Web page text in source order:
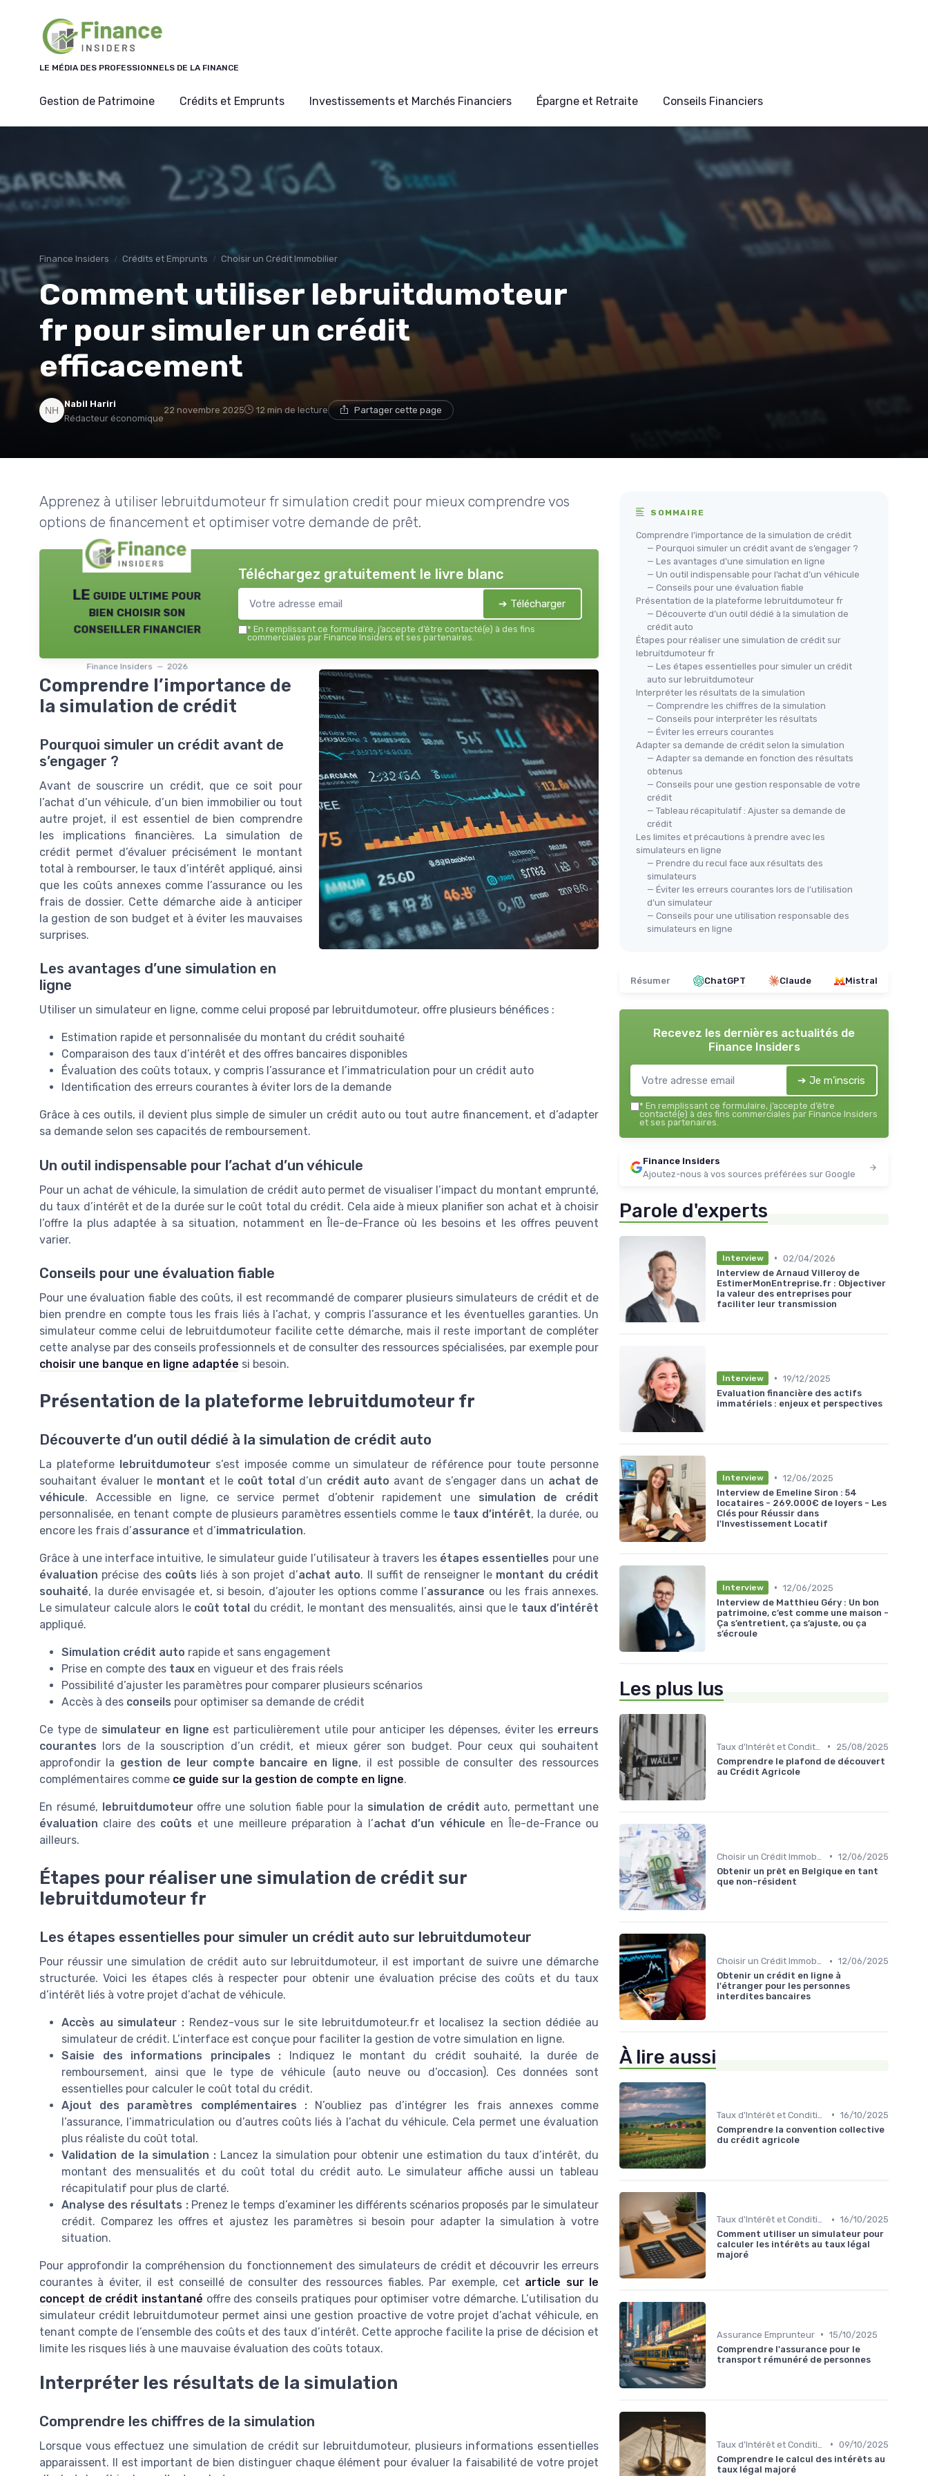
LE MÉDIA DES PROFESSIONNELS DE LA FINANCE
Gestion de Patrimoine Crédits et Emprunts Investissements et Marchés Financiers Épargne et Retraite Conseils Financiers
Finance Insiders Crédits et Emprunts Choisir un Crédit Immobilier
Comment utiliser lebruitdumoteur
fr pour simuler un crédit
efficacement
Nabil Hariri
Rédacteur économique
22 novembre 2025 12 min de lecture Partager cette page
Apprenez à utiliser lebruitdumoteur fr simulation credit pour mieux comprendre vos
options de financement et optimiser votre demande de prêt.
LE guide ultime pour
bien choisir son
conseiller financier
Finance Insiders — 2026
Téléchargez gratuitement le livre blanc
➔ Télécharger
* En remplissant ce formulaire, j’accepte d’être contacté(e) à des fins
commerciales par Finance Insiders et ses partenaires.
Comprendre l’importance de
la simulation de crédit
Pourquoi simuler un crédit avant de
s’engager ?
Avant de souscrire un crédit, que ce soit pour
l’achat d’un véhicule, d’un bien immobilier ou tout
autre projet, il est essentiel de bien comprendre
les implications financières. La simulation de
crédit permet d’évaluer précisément le montant
total à rembourser, le taux d’intérêt appliqué, ainsi
que les coûts annexes comme l’assurance ou les
frais de dossier. Cette démarche aide à anticiper
la gestion de son budget et à éviter les mauvaises
surprises.
Les avantages d’une simulation en
ligne
Utiliser un simulateur en ligne, comme celui proposé par lebruitdumoteur, offre plusieurs bénéfices :
Estimation rapide et personnalisée du montant du crédit souhaité
Comparaison des taux d’intérêt et des offres bancaires disponibles
Évaluation des coûts totaux, y compris l’assurance et l’immatriculation pour un crédit auto
Identification des erreurs courantes à éviter lors de la demande
Grâce à ces outils, il devient plus simple de simuler un crédit auto ou tout autre financement, et d’adapter
sa demande selon ses capacités de remboursement.
Un outil indispensable pour l’achat d’un véhicule
Pour un achat de véhicule, la simulation de crédit auto permet de visualiser l’impact du montant emprunté,
du taux d’intérêt et de la durée sur le coût total du crédit. Cela aide à mieux planifier son achat et à choisir
l’offre la plus adaptée à sa situation, notamment en Île-de-France où les besoins et les offres peuvent
varier.
Conseils pour une évaluation fiable
Pour une évaluation fiable des coûts, il est recommandé de comparer plusieurs simulateurs de crédit et de
bien prendre en compte tous les frais liés à l’achat, y compris l’assurance et les éventuelles garanties. Un
simulateur comme celui de lebruitdumoteur facilite cette démarche, mais il reste important de compléter
cette analyse par des conseils professionnels et de consulter des ressources spécialisées, par exemple pour
choisir une banque en ligne adaptée si besoin.
Présentation de la plateforme lebruitdumoteur fr
Découverte d’un outil dédié à la simulation de crédit auto
La plateforme lebruitdumoteurs’est imposée comme un simulateur de référence pour toute personne
souhaitant évaluer le montant et le coût total d’un crédit auto avant de s’engager dans un achat de
véhicule. Accessible en ligne, ce service permet d’obtenir rapidement une simulation de crédit
personnalisée, en tenant compte de plusieurs paramètres essentiels comme le taux d’intérêt, la durée, ou
encore les frais d’assurance et d’immatriculation.
Grâce à une interface intuitive, le simulateur guide l’utilisateur à travers les étapes essentielles pour une
évaluation précise des coûts liés à son projet d’achat auto. Il suffit de renseigner le montant du crédit
souhaité, la durée envisagée et, si besoin, d’ajouter les options comme l’assurance ou les frais annexes.
Le simulateur calcule alors le coût total du crédit, le montant des mensualités, ainsi que le taux d’intérêt
appliqué.
Simulation crédit auto rapide et sans engagement
Prise en compte des taux en vigueur et des frais réels
Possibilité d’ajuster les paramètres pour comparer plusieurs scénarios
Accès à des conseils pour optimiser sa demande de crédit
Ce type de simulateur en ligne est particulièrement utile pour anticiper les dépenses, éviter les erreurs
courantes lors de la souscription d’un crédit, et mieux gérer son budget. Pour ceux qui souhaitent
approfondir la gestion de leur compte bancaire en ligne, il est possible de consulter des ressources
complémentaires comme ce guide sur la gestion de compte en ligne.
En résumé, lebruitdumoteuroffre une solution fiable pour la simulation de crédit auto, permettant une
évaluation claire des coûts et une meilleure préparation à l’achat d’un véhicule en Île-de-France ou
ailleurs.
Étapes pour réaliser une simulation de crédit sur
lebruitdumoteur fr
Les étapes essentielles pour simuler un crédit auto sur lebruitdumoteur
Pour réussir une simulation de crédit auto sur lebruitdumoteur, il est important de suivre une démarche
structurée. Voici les étapes clés à respecter pour obtenir une évaluation précise des coûts et du taux
d’intérêt liés à votre projet d’achat de véhicule.
Accès au simulateur :Rendez-vous sur le site lebruitdumoteur.fr et localisez la section dédiée au
simulateur de crédit. L’interface est conçue pour faciliter la gestion de votre simulation en ligne.
Saisie des informations principales : Indiquez le montant du crédit souhaité, la durée de
remboursement, ainsi que le type de véhicule (auto neuve ou d’occasion). Ces données sont
essentielles pour calculer le coût total du crédit.
Ajout des paramètres complémentaires :N’oubliez pas d’intégrer les frais annexes comme
l’assurance, l’immatriculation ou d’autres coûts liés à l’achat du véhicule. Cela permet une évaluation
plus réaliste du coût total.
Validation de la simulation : Lancez la simulation pour obtenir une estimation du taux d’intérêt, du
montant des mensualités et du coût total du crédit auto. Le simulateur affiche aussi un tableau
récapitulatif pour plus de clarté.
Analyse des résultats :Prenez le temps d’examiner les différents scénarios proposés par le simulateur
crédit. Comparez les offres et ajustez les paramètres si besoin pour adapter la simulation à votre
situation.
Pour approfondir la compréhension du fonctionnement des simulateurs de crédit et découvrir les erreurs
courantes à éviter, il est conseillé de consulter des ressources fiables. Par exemple, cet article sur le
concept de crédit instantané offre des conseils pratiques pour optimiser votre démarche. L’utilisation du
simulateur crédit lebruitdumoteur permet ainsi une gestion proactive de votre projet d’achat véhicule, en
tenant compte de l’ensemble des coûts et des taux d’intérêt. Cette approche facilite la prise de décision et
limite les risques liés à une mauvaise évaluation des coûts totaux.
Interpréter les résultats de la simulation
Comprendre les chiffres de la simulation
Lorsque vous effectuez une simulation de crédit sur lebruitdumoteur, plusieurs informations essentielles
apparaissent. Il est important de bien distinguer chaque élément pour évaluer la faisabilité de votre projet
SOMMAIRE
Comprendre l’importance de la simulation de crédit
— Pourquoi simuler un crédit avant de s’engager ?
— Les avantages d’une simulation en ligne
— Un outil indispensable pour l’achat d’un véhicule
— Conseils pour une évaluation fiable
Présentation de la plateforme lebruitdumoteur fr
— Découverte d’un outil dédié à la simulation de
crédit auto
Étapes pour réaliser une simulation de crédit sur
lebruitdumoteur fr
— Les étapes essentielles pour simuler un crédit
auto sur lebruitdumoteur
Interpréter les résultats de la simulation
— Comprendre les chiffres de la simulation
— Conseils pour interpréter les résultats
— Éviter les erreurs courantes
Adapter sa demande de crédit selon la simulation
— Adapter sa demande en fonction des résultats
obtenus
— Conseils pour une gestion responsable de votre
crédit
— Tableau récapitulatif : Ajuster sa demande de
crédit
Les limites et précautions à prendre avec les
simulateurs en ligne
— Prendre du recul face aux résultats des
simulateurs
— Éviter les erreurs courantes lors de l’utilisation
d’un simulateur
— Conseils pour une utilisation responsable des
simulateurs en ligne
Résumer ChatGPT Claude Mistral
Recevez les dernières actualités de
Finance Insiders
➔ Je m'inscris
* En remplissant ce formulaire, j’accepte d’être
contacté(e) à des fins commerciales par Finance Insiders
et ses partenaires.
Finance Insiders
Ajoutez-nous à vos sources préférées sur Google
Parole d'experts
Interview • 02/04/2026
Interview de Arnaud Villeroy de
EstimerMonEntreprise.fr : Objectiver
la valeur des entreprises pour
faciliter leur transmission
Interview • 19/12/2025
Evaluation financière des actifs
immatériels : enjeux et perspectives
Interview • 12/06/2025
Interview de Emeline Siron : 54
locataires - 269.000€ de loyers - Les
Clés pour Réussir dans
l'Investissement Locatif
Interview • 12/06/2025
Interview de Matthieu Géry : Un bon
patrimoine, c’est comme une maison -
Ça s’entretient, ça s’ajuste, ou ça
s’écroule
Les plus lus
•
25/08/2025
Comprendre le plafond de découvert
au Crédit Agricole
• 12/06/2025
Obtenir un prêt en Belgique en tant
que non-résident
Choisir un Crédit Immobilier • 12/06/2025
Obtenir un crédit en ligne à
l'étranger pour les personnes
interdites bancaires
À lire aussi
• 16/10/2025
Comprendre la convention collective
du crédit agricole
Taux d'Intérêt et Conditions de Crédit • 16/10/2025
Comment utiliser un simulateur pour
calculer les intérêts au taux légal
majoré
Assurance Emprunteur • 15/10/2025
Comprendre l'assurance pour le
transport rémunéré de personnes
• 09/10/2025
Comprendre le calcul des intérêts au
taux légal majoré